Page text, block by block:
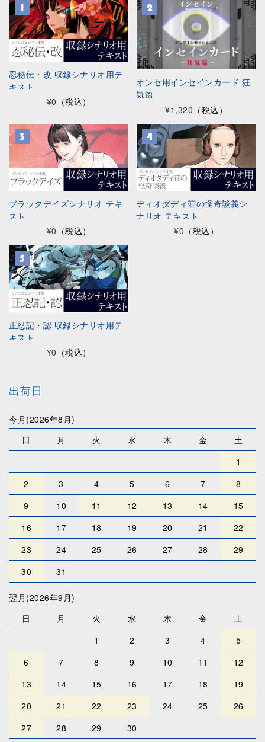
忍秘伝・改 収録シナリオ用テ
キスト
¥0 （税込）
オンセ用インセインカード 狂
気篇
¥1,320 （税込）
ブラックデイズシナリオ テキ
スト
¥0 （税込）
ディオダディ荘の怪奇談義シ
ナリオ テキスト
¥0 （税込）
正忍記・認 収録シナリオ用テ
キスト
¥0 （税込）
出荷日
今月(2026年8月)
日
月 火 水 木 金
土
1
2
3 4 5 6 7
8
9
10 11 12 13 14
15
16
17 18 19 20 21
22
23
24 25 26 27 28
29
30
31
翌月(2026年9月)
日
月 火 水 木 金
土
1
2 3 4
5
6
7 8 9 10 11
12
13
14 15 16 17 18
19
20
21 22 23 24 25
26
27
28 29 30